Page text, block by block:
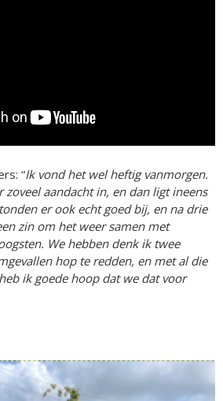
“Ik vond het wel heftig vanmorgen.
zoveel aandacht in, en dan ligt ineens
er ook echt goed bij, en na drie
zin om het weer samen met
We hebben denk ik twee
hop te redden, en met al die
ik goede hoop dat we dat voor